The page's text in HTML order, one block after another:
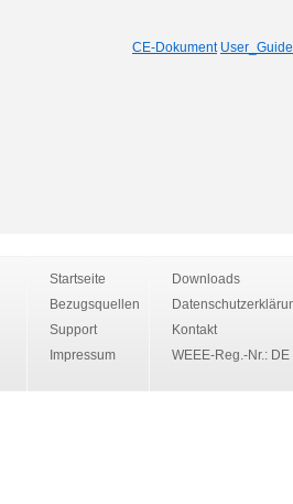
CE-Dokument User_Guide
Startseite
Bezugsquellen
Support
Impressum
Downloads
Kontakt
WEEE-Reg.-Nr.: